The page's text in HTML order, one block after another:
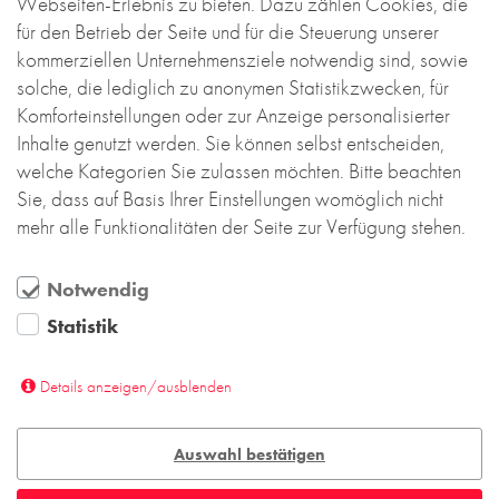
das Ensemble als Einheit wirken lässt.
Die für den Architekten sehr wesentliche Frage der
Materialwahl wurde in enger Zusammenarbeit mit
dem Backstein-Kontor gelöst. Im Zuge eines
umfangreichen Bemusterungsprozesses erwies sich
letztlich ein rötlich heller Wasserstrich-Ziegel mit
handwerklicher Anmutung als genau das, was den
Architekten für ihre Fassadenwirkung vorschwebte.
farblich differenzierten Fugen vervollständigen das
Farbkonzept.
bestätigen: Die Aufgabe, wertigen und gleichzeitig
hervorragend gelöst. Einen wichtigen Beitrag
leisten dazu die sorgfältig gestalteten
für den Betrieb der Seite und für die Steuerung unserer
kommerziellen Unternehmensziele notwendig sind, sowie
solche, die lediglich zu anonymen Statistikzwecken, für
Komforteinstellungen oder zur Anzeige personalisierter
Inhalte genutzt werden. Sie können selbst entscheiden,
welche Kategorien Sie zulassen möchten. Bitte beachten
Sie, dass auf Basis Ihrer Einstellungen womöglich nicht
mehr alle Funktionalitäten der Seite zur Verfügung stehen.
Notwendig
Statistik
Details anzeigen/ausblenden
Auswahl bestätigen